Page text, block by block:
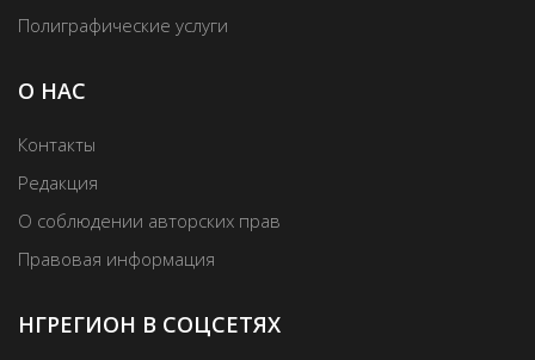
Полиграфические услуги
О НАС
Контакты
Редакция
О соблюдении авторских прав
Правовая информация
НГРЕГИОН В СОЦСЕТЯХ